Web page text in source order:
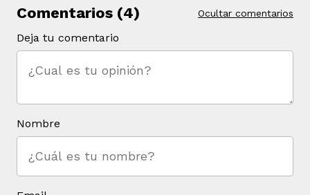
Comentarios (4) Ocultar comentarios
Deja tu comentario
Nombre